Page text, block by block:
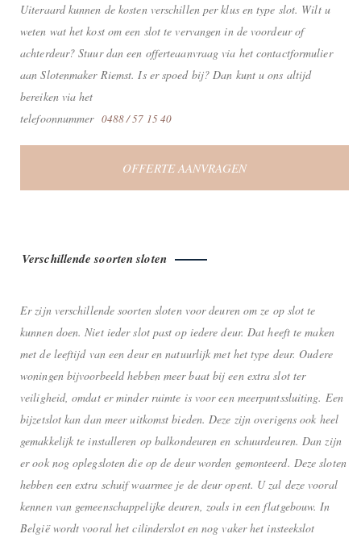
Uiteraard kunnen de kosten verschillen per klus en type slot. Wilt u
weten wat het kost om een slot te vervangen in de voordeur of
achterdeur? Stuur dan een offerteaanvraag via het contactformulier
aan Slotenmaker Riemst. Is er spoed bij? Dan kunt u ons altijd
bereiken via het
telefoonnummer 0488 / 57 15 40
OFFERTE AANVRAGEN
Verschillende soorten sloten
Er zijn verschillende soorten sloten voor deuren om ze op slot te
kunnen doen. Niet ieder slot past op iedere deur. Dat heeft te maken
met de leeftijd van een deur en natuurlijk met het type deur. Oudere
woningen bijvoorbeeld hebben meer baat bij een extra slot ter
veiligheid, omdat er minder ruimte is voor een meerpuntssluiting. Een
bijzetslot kan dan meer uitkomst bieden. Deze zijn overigens ook heel
gemakkelijk te installeren op balkondeuren en schuurdeuren. Dan zijn
er ook nog oplegsloten die op de deur worden gemonteerd. Deze sloten
hebben een extra schuif waarmee je de deur opent. U zal deze vooral
kennen van gemeenschappelijke deuren, zoals in een flatgebouw. In
België wordt vooral het cilinderslot en nog vaker het insteekslot